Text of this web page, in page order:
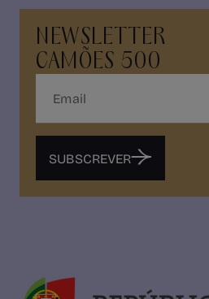
NEWSLETTER
CAMÕES 500
SUBSCREVER